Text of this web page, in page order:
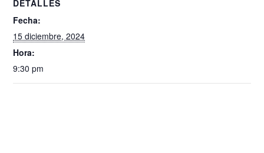
DETALLES
Fecha:
15 diciembre, 2024
Hora:
9:30 pm